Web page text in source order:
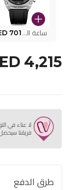
ساعة البوليس الذكية MY.AVATAR PEIUN0000101 701
4,215
لا عناء في
فريقنا
طرق الدفع